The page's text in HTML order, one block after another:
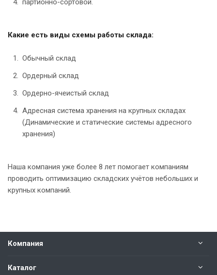
партионно-сортовой.
Какие есть виды схемы работы склада:
Обычный склад
Ордерный склад
Ордерно-ячеистый склад
Адресная система хранения на крупных складах
(Динамические и статические системы адресного
хранения)
Наша компания уже более 8 лет помогает компаниям
проводить оптимизацию складских учётов небольших и
крупных компаний.
Компания
Каталог